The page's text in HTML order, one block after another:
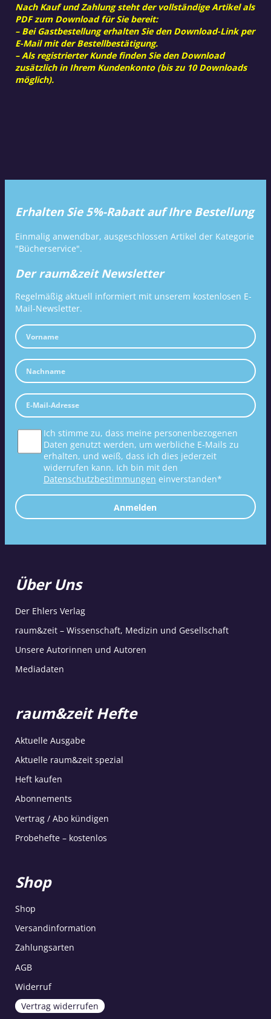
Nach Kauf und Zahlung steht der vollständige Artikel als
PDF zum Download für Sie bereit:
– Bei Gastbestellung erhalten Sie den Download-Link per
E-Mail mit der Bestellbestätigung.
– Als registrierter Kunde finden Sie den Download
zusätzlich in Ihrem Kundenkonto (bis zu 10 Downloads
möglich).
Erhalten Sie 5%-Rabatt auf Ihre Bestellung
Einmalig anwendbar, ausgeschlossen Artikel der Kategorie
"Bücherservice".
Der raum&zeit Newsletter
Regelmäßig aktuell informiert mit unserem kostenlosen E-
Mail-Newsletter.
Ich stimme zu, dass meine personenbezogenen
Daten genutzt werden, um werbliche E-Mails zu
erhalten, und weiß, dass ich dies jederzeit
widerrufen kann. Ich bin mit den
Datenschutzbestimmungen einverstanden*
Anmelden
Über Uns
Der Ehlers Verlag
raum&zeit – Wissenschaft, Medizin und Gesellschaft
Unsere Autorinnen und Autoren
Mediadaten
raum&zeit Hefte
Aktuelle Ausgabe
Aktuelle raum&zeit spezial
Heft kaufen
Abonnements
Vertrag / Abo kündigen
Probehefte – kostenlos
Shop
Shop
Versandinformation
Zahlungsarten
AGB
Widerruf
Vertrag widerrufen